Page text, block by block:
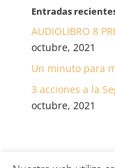
Entradas
AUDIOLIBRO 8
octubre, 2021
Un minuto para
3 acciones a la
octubre, 2021